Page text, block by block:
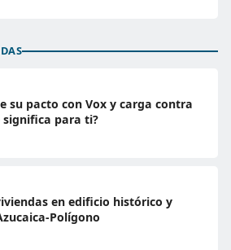
su pacto con Vox y carga contra
significa para ti?
en edificio histórico y
Polígono